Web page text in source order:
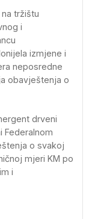
tržištu
i
izmjene i
neposredne
obavještenja o
drveni
Federalnom
o svakoj
mjeri KM po
i